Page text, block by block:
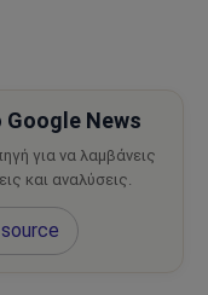
News
για να λαμβάνεις
και αναλύσεις.